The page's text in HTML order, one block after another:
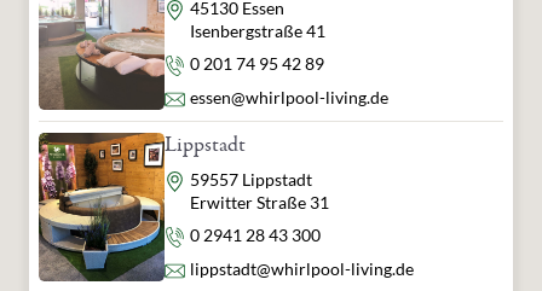
Adresse
45130 Essen
Isenbergstraße 41
Telefon
0 201 74 95 42 89
E-Mail
essen@whirlpool-living.de
Lippstadt
Adresse
59557 Lippstadt
Erwitter Straße 31
Telefon
0 2941 28 43 300
E-Mail
lippstadt@whirlpool-living.de